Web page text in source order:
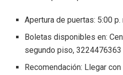
Apertura de puertas: 5:00 p.
Boletas disponibles en:
segundo piso,
Recomendación: Llegar